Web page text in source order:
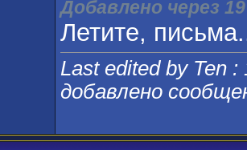
Добавлено через
Летите,
Last edited by Ten
добавлено